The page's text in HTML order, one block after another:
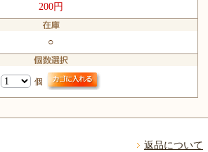
200円
○
個
返品について